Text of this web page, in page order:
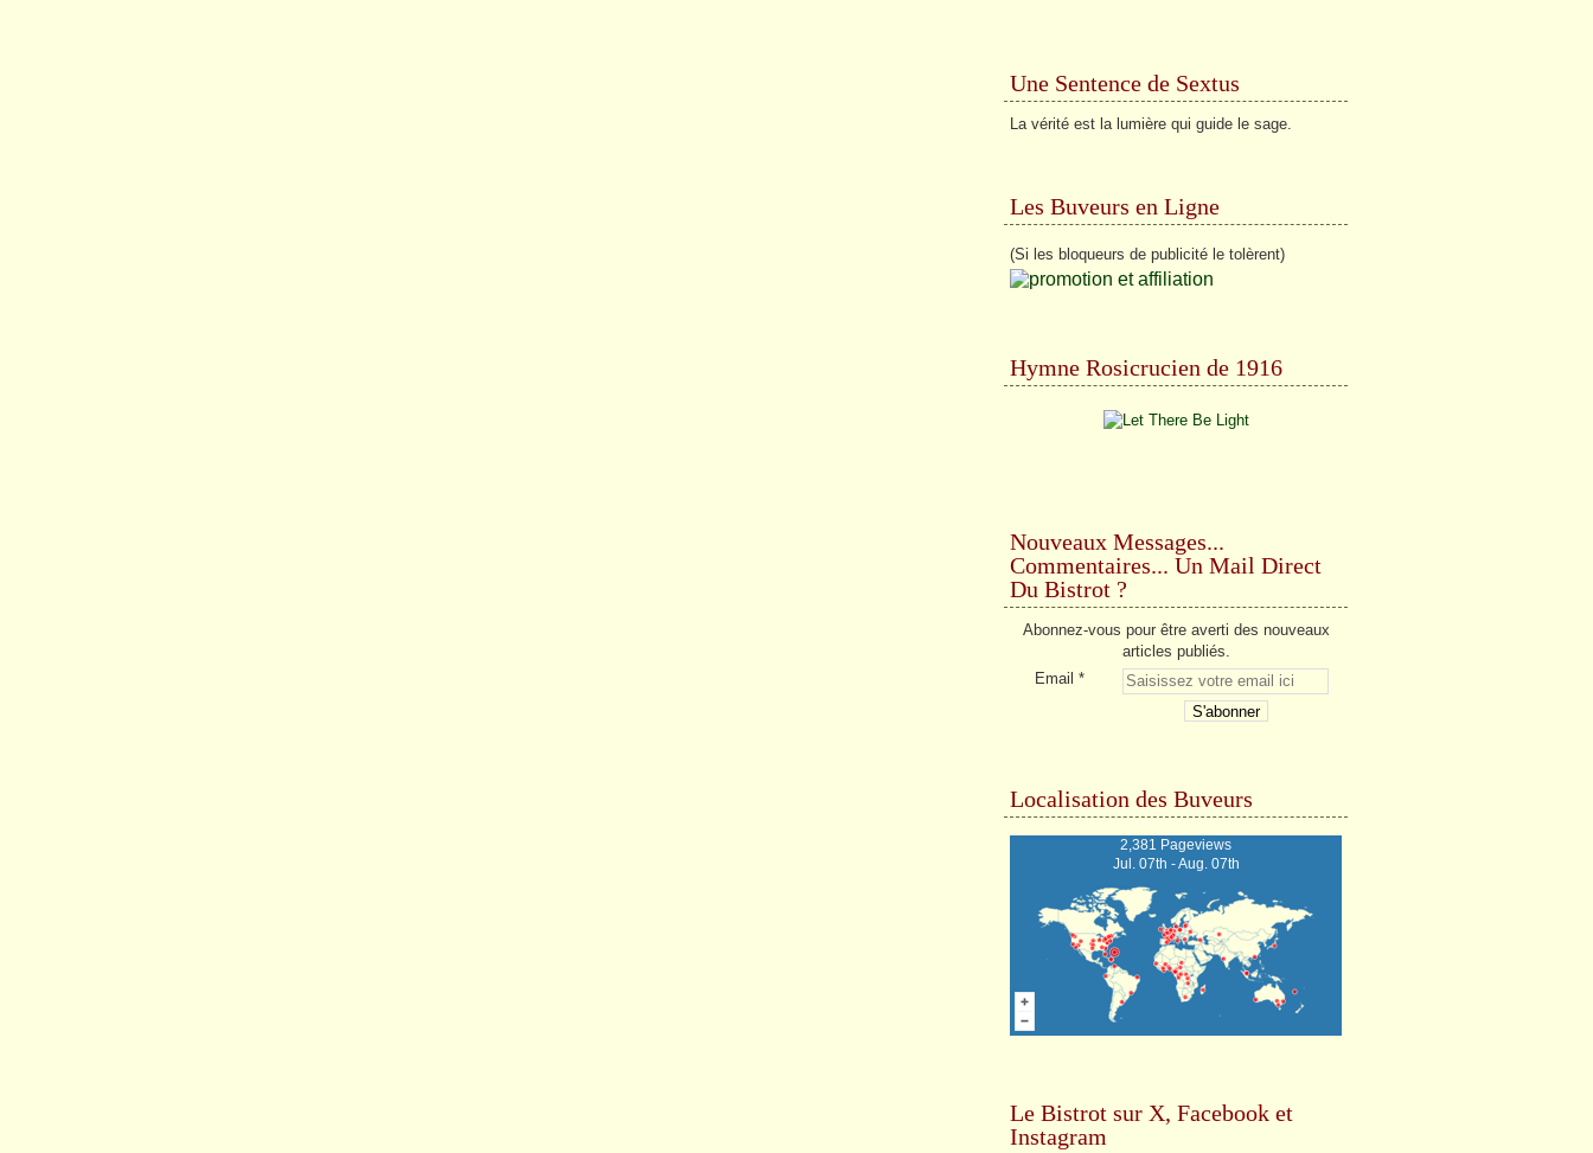
Une Sentence de Sextus
La vérité est la lumière qui guide le sage.
Les Buveurs en Ligne
(Si les bloqueurs de publicité le tolèrent)
Hymne Rosicrucien de 1916
Nouveaux Messages...
Commentaires... Un Mail Direct
Du Bistrot ?
Abonnez-vous pour être averti des nouveaux
articles publiés.
Email
Localisation des Buveurs
2,381 Pageviews
Jul. 07th - Aug. 07th
Le Bistrot sur X, Facebook et
Instagram